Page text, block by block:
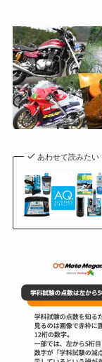
あわせて読みたい